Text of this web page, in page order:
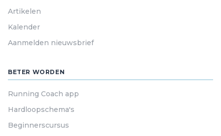
Artikelen
Kalender
Aanmelden nieuwsbrief
BETER WORDEN
Running Coach app
Hardloopschema's
Beginnerscursus